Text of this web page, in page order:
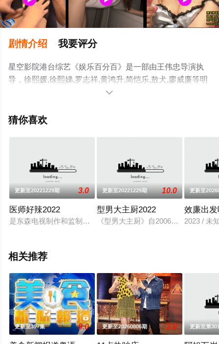
剧情介绍 我要评分
星空影院港台综艺《娱乐百分百》是一部由王伟忠导演执
导，徐熙媛,徐熙娣,罗志祥,黄鸿升,简恺乐,敖犬,廖威廉等明
星精彩演绎的台湾综艺节目，手机免费观看高清无删减完
瓣综艺、电视猫或剧情网等平台了解。

猜你喜欢
更新至20221229期 3.0
医师好辣2022
是东森电视制作和监制的东森综合台谈话性节目
更新至20221229期 10.0
型男大主厨2022
《型男大主厨》自2006年7月10日
更新至
效廉出
2023 / 未
相关推荐
更新至397集 9.0 更新至20260806期 3.0 更新至第